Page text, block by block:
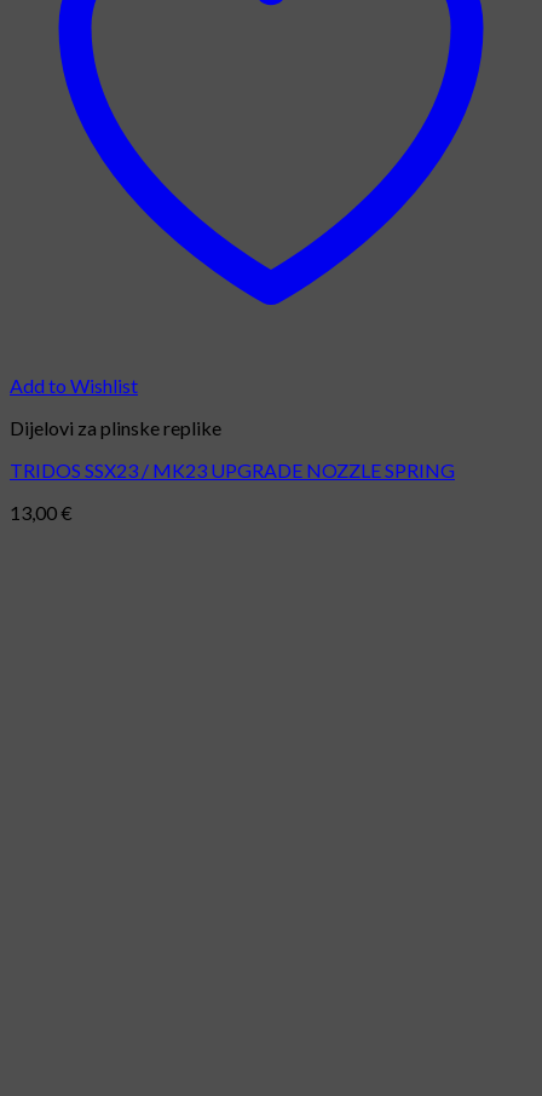
Add to Wishlist
Dijelovi za plinske replike
TRIDOS SSX23 / MK23 UPGRADE NOZZLE SPRING
13,00€